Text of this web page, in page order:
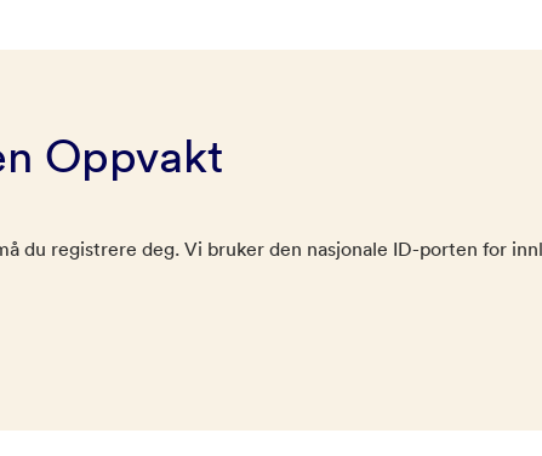
Oppvakt
du registrere deg. Vi bruker den nasjonale ID-porten for